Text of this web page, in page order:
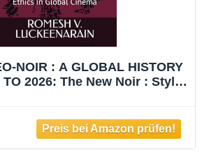
NOIR : A GLOBAL HISTORY
TO 2026: The New Noir : Style,